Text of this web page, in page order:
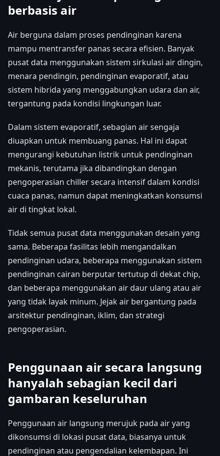
berbasis air
Air berguna dalam proses pendinginan karena
mampu mentransfer panas secara efisien. Banyak
pusat data menggunakan sistem sirkulasi air dingin,
menara pendingin, pendinginan evaporatif, atau
sistem hibrida yang menggabungkan udara dan air,
tergantung pada kondisi lingkungan luar.
Dalam sistem evaporatif, sebagian air sengaja
diuapkan untuk membuang panas. Hal ini dapat
mengurangi kebutuhan listrik untuk pendinginan
mekanis, terutama jika dibandingkan dengan
pengoperasian chiller secara intensif dalam kondisi
cuaca panas, namun dapat meningkatkan konsumsi
air di tingkat lokal.
Tidak semua pusat data menggunakan desain yang
sama. Beberapa fasilitas lebih mengandalkan
pendinginan udara, beberapa menggunakan sistem
pendinginan cairan berputar tertutup di dekat chip,
dan beberapa menggunakan air daur ulang atau air
yang tidak layak minum. Jejak air bergantung pada
arsitektur pendinginan, iklim, dan strategi
pengoperasian.
Penggunaan air secara langsung
hanyalah sebagian kecil dari
gambaran keseluruhan
Penggunaan air langsung merujuk pada air yang
dikonsumsi di lokasi pusat data, biasanya untuk
pendinginan atau pengendalian kelembapan. Ini